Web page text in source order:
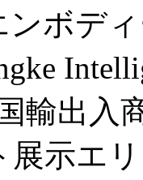
ンボデ
輸出入
展示エ